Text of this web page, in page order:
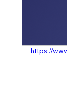
https://